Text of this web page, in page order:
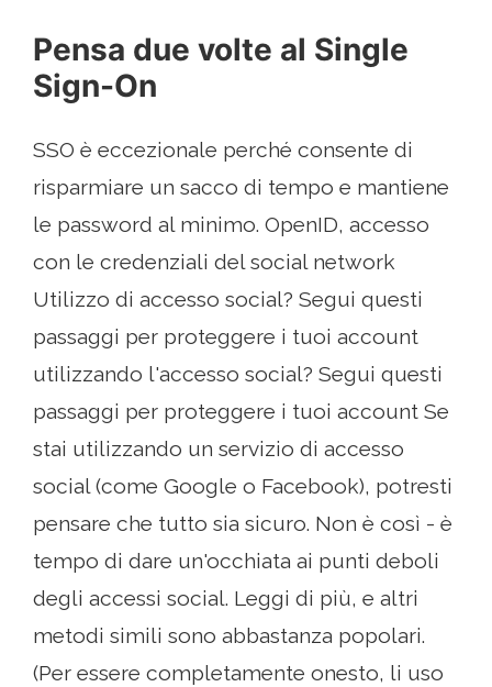
Pensa due volte al Single
Sign-On
SSO è eccezionale perché consente di
risparmiare un sacco di tempo e mantiene
le password al minimo. OpenID, accesso
con le credenziali del social network
Utilizzo di accesso social? Segui questi
passaggi per proteggere i tuoi account
utilizzando l'accesso social? Segui questi
passaggi per proteggere i tuoi account Se
stai utilizzando un servizio di accesso
social (come Google o Facebook), potresti
pensare che tutto sia sicuro. Non è così - è
tempo di dare un'occhiata ai punti deboli
degli accessi social. Leggi di più, e altri
metodi simili sono abbastanza popolari.
(Per essere completamente onesto, li uso